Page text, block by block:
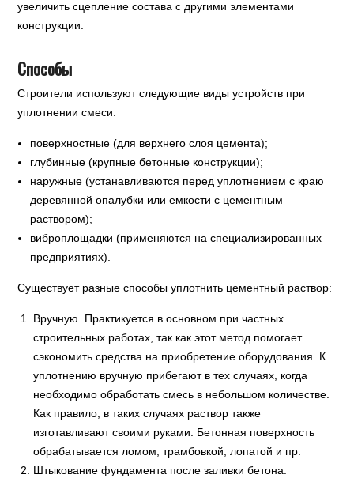
увеличить сцепление состава с другими элементами
конструкции.
Способы
Строители используют следующие виды устройств при
уплотнении смеси:
поверхностные (для верхнего слоя цемента);
глубинные (крупные бетонные конструкции);
наружные (устанавливаются перед уплотнением с краю
деревянной опалубки или емкости с цементным
раствором);
виброплощадки (применяются на специализированных
предприятиях).
Существует разные способы уплотнить цементный раствор:
Вручную. Практикуется в основном при частных
строительных работах, так как этот метод помогает
сэкономить средства на приобретение оборудования. К
уплотнению вручную прибегают в тех случаях, когда
необходимо обработать смесь в небольшом количестве.
Как правило, в таких случаях раствор также
изготавливают своими руками. Бетонная поверхность
обрабатывается ломом, трамбовкой, лопатой и пр.
Штыкование фундамента после заливки бетона.